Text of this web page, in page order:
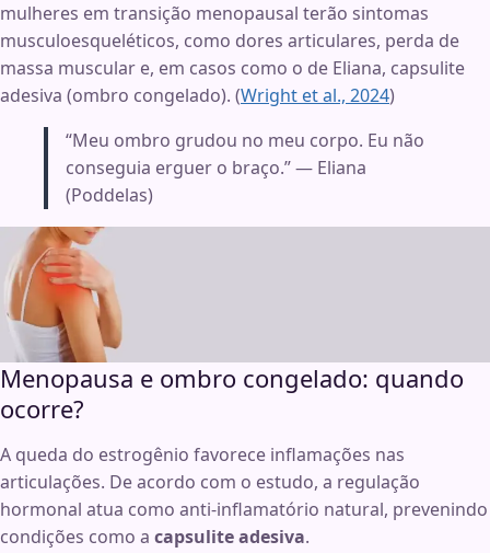
mulheres em transição menopausal terão sintomas
musculoesqueléticos, como dores articulares, perda de
massa muscular e, em casos como o de Eliana, capsulite
adesiva (ombro congelado). (Wright et al., 2024)
“Meu ombro grudou no meu corpo. Eu não
conseguia erguer o braço.” — Eliana
(Poddelas)
Menopausa e ombro congelado: quando
ocorre?
A queda do estrogênio favorece inflamações nas
articulações. De acordo com o estudo, a regulação
hormonal atua como anti-inflamatório natural, prevenindo
condições como a capsulite adesiva.